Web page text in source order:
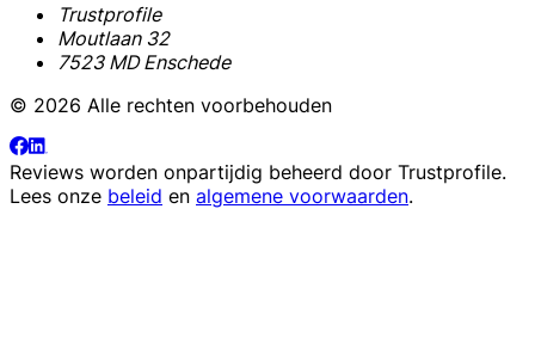
Trustprofile
Moutlaan 32
7523 MD Enschede
© 2026 Alle rechten voorbehouden
Reviews worden onpartijdig beheerd door Trustprofile.
Lees onze beleid en algemene voorwaarden.